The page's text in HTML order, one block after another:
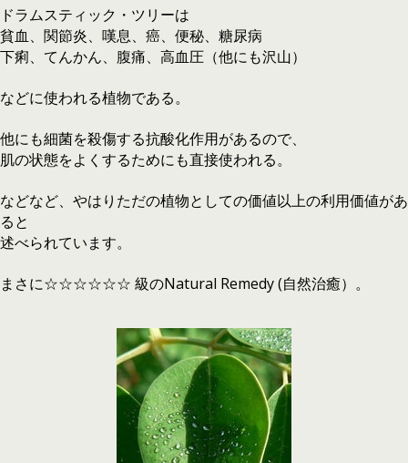
ドラムスティック・ツリーは
貧血、関節炎、嘆息、癌、便秘、糖尿病
下痢、てんかん、腹痛、高血圧（他にも沢山）
などに使われる植物である。
他にも細菌を殺傷する抗酸化作用があるので、
肌の状態をよくするためにも直接使われる。
などなど、やはりただの植物としての価値以上の利用価値があ
ると
述べられています。
まさに☆☆☆☆☆☆ 級のNatural Remedy (自然治癒）。